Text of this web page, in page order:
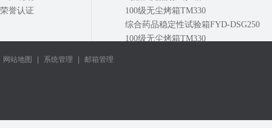
荣誉认证
100级无尘烤箱TM330
综合药品稳定性试验箱FYD-DSG250
100级无尘烤箱TM330
网站地图 系统管理 邮箱管理